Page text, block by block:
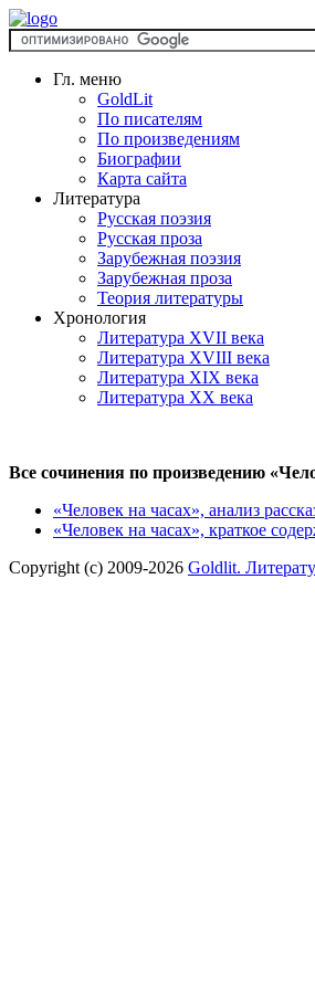
Гл. меню
GoldLit
По писателям
По произведениям
Биографии
Карта сайта
Литература
Русская поэзия
Русская проза
Зарубежная поэзия
Зарубежная проза
Теория литературы
Хронология
Литература XVII века
Литература XVIII века
Литература XIX века
Литература XX века
Все сочинения по произведению
«Человек на часах», анализ
«Человек на часах», краткое
Copyright (c) 2009-2026 Goldlit.